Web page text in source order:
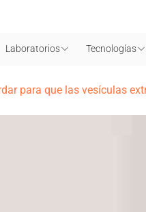
Laboratorios Tecnologías
para que las vesículas